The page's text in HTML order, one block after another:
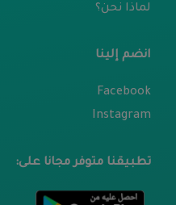
لماذا نحن؟
انضم إلينا
Facebook
Instagram
تطبيقنا متوفر مجانا على: